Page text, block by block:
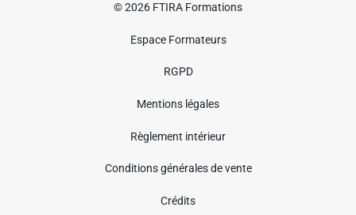
© 2026 FTIRA Formations
Espace Formateurs
RGPD
Mentions légales
Règlement intérieur
Conditions générales de vente
Crédits